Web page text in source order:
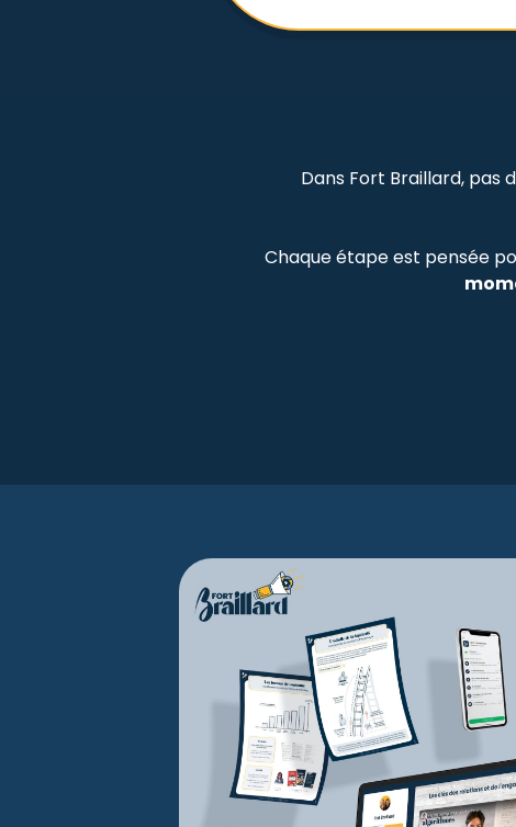
Dans Fort Braillard, pas
Chaque étape est pensée